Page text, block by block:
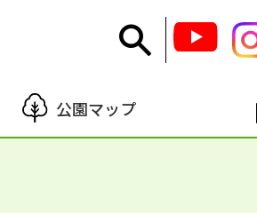
公園マップ